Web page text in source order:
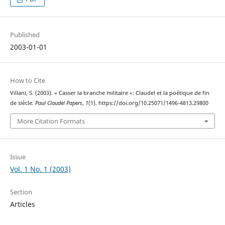
Published
2003-01-01
How to Cite
Villani, S. (2003). « Casser la branche militaire »: Claudel et la poétique de fin
de siècle. Paul Claudel Papers, 1(1). https://doi.org/10.25071/1496-4813.29800
More Citation Formats
Issue
Vol. 1 No. 1 (2003)
Section
Articles